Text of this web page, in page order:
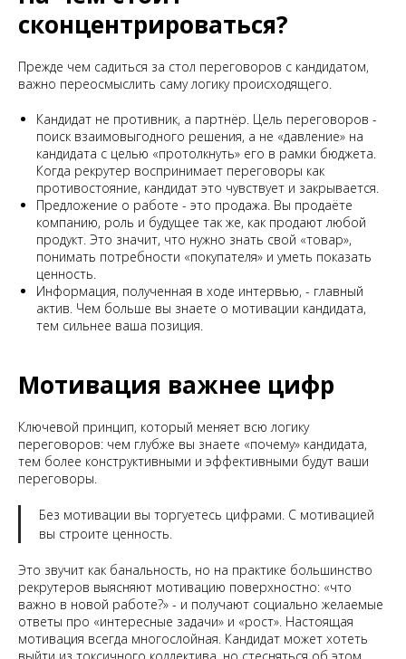
сконцентрироваться?
Прежде чем садиться за стол переговоров с кандидатом,
важно переосмыслить саму логику происходящего.
Кандидат не противник, а партнёр. Цель переговоров -
поиск взаимовыгодного решения, а не «давление» на
кандидата с целью «протолкнуть» его в рамки бюджета.
Когда рекрутер воспринимает переговоры как
противостояние, кандидат это чувствует и закрывается.
Предложение о работе - это продажа. Вы продаёте
компанию, роль и будущее так же, как продают любой
продукт. Это значит, что нужно знать свой «товар»,
понимать потребности «покупателя» и уметь показать
ценность.
Информация, полученная в ходе интервью, - главный
актив. Чем больше вы знаете о мотивации кандидата,
тем сильнее ваша позиция.
Мотивация важнее цифр
Ключевой принцип, который меняет всю логику
переговоров: чем глубже вы знаете «почему» кандидата,
тем более конструктивными и эффективными будут ваши
переговоры.
Без мотивации вы торгуетесь цифрами. С мотивацией
вы строите ценность.
Это звучит как банальность, но на практике большинство
рекрутеров выясняют мотивацию поверхностно: «что
важно в новой работе?» - и получают социально желаемые
ответы про «интересные задачи» и «рост». Настоящая
мотивация всегда многослойная. Кандидат может хотеть